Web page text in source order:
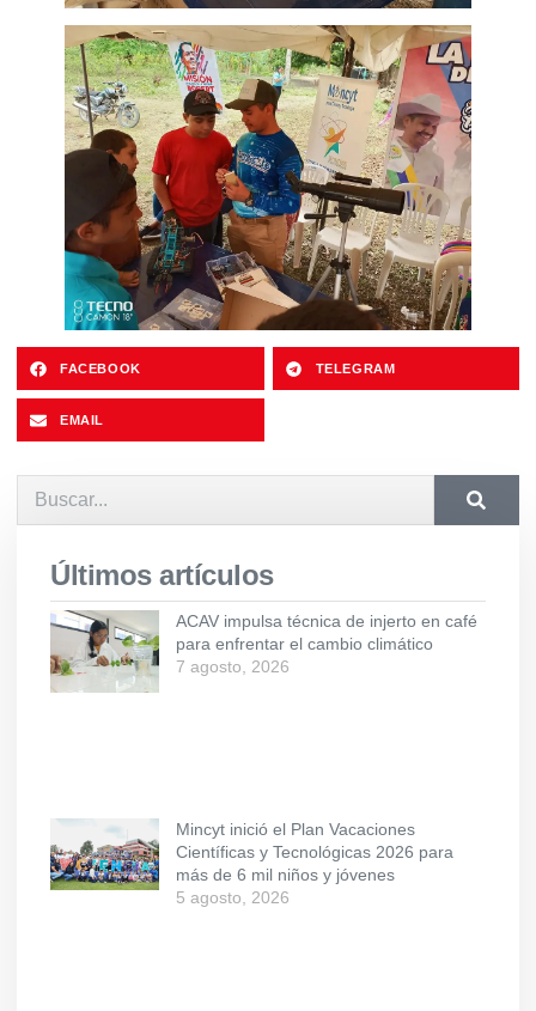
FACEBOOK TELEGRAM
EMAIL
Últimos artículos
ACAV impulsa técnica de injerto en café
para enfrentar el cambio climático
7 agosto, 2026
Mincyt inició el Plan Vacaciones
Científicas y Tecnológicas 2026 para
más de 6 mil niños y jóvenes
5 agosto, 2026